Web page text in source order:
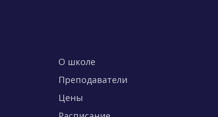
О школе
Преподаватели
Цены